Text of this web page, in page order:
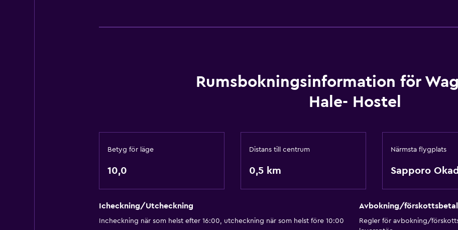
Rumsbokningsinformation för
Hale- Hostel
Betyg för läge
10,0
Distans till centrum
0,5 km
Närmsta flygplats
Sapporo
Icheckning/Utcheckning
Incheckning när som helst efter 16:00, utcheckning när som helst före 10:00
Avbokning/
Regler för avbokning/